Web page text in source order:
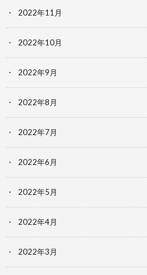
2022年11月
2022年10月
2022年9月
2022年8月
2022年7月
2022年6月
2022年5月
2022年4月
2022年3月